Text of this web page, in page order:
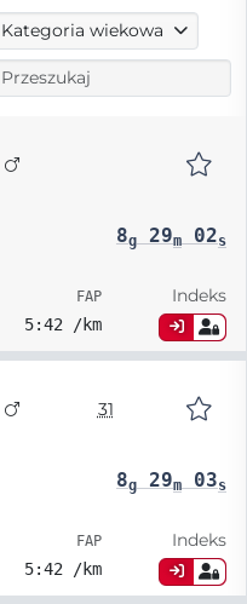
Kategoria wiekowa
8g29m02s
FAP
5:42 /km
Indeks
31
8g29m03s
FAP
5:42 /km
Indeks